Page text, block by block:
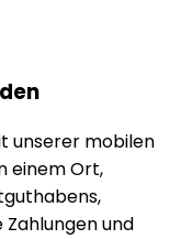
unserer mobilen
einem Ort,
und